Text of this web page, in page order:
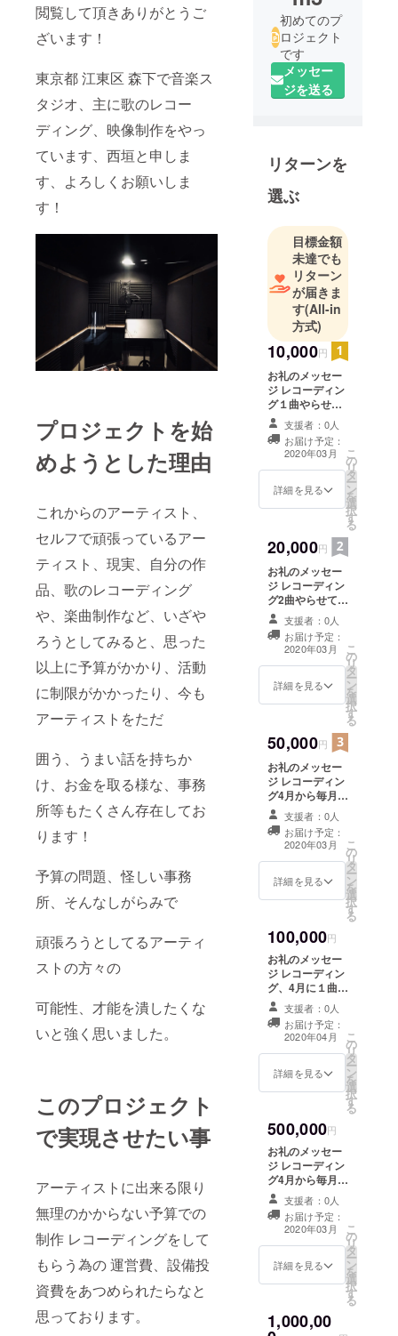
閲覧して頂きありがとうご
ざいます！
東京都 江東区 森下で音楽ス
タジオ、主に歌のレコー
ディング、映像制作をやっ
ています、西垣と申しま
す、よろしくお願いしま
す！
プロジェクトを始
めようとした理由
これからのアーティスト、
セルフで頑張っているアー
ティスト、現実、自分の作
品、歌のレコーディング
や、楽曲制作など、いざや
ろうとしてみると、思った
以上に予算がかかり、活動
に制限がかかったり、今も
アーティストをただ
囲う、うまい話を持ちか
け、お金を取る様な、事務
所等もたくさん存在してお
ります！
予算の問題、怪しい事務
所、そんなしがらみで
頑張ろうとしてるアーティ
ストの方々の
可能性、才能を潰したくな
いと強く思いました。
このプロジェクト
で実現させたい事
アーティストに出来る限り
無理のかからない予算での
制作 レコーディングをして
もらう為の 運営費、設備投
資費をあつめられたらなと
思っております。
初めてのプ
ロジェクト
です
メッセー
ジを送る
リターンを
選ぶ
目標金額
未達でも
リターン
が届きま
す(All-in
方式)
10,000円
お礼のメッセー
ジ レコーディン
グ１曲やらせて
いただきます！
友人、知人でも
大丈夫です！
支援者：0人
お届け予定：
2020年03月
詳細を見る
こ
の
リ
タ
ー
ン
を
選
択
す
る
20,000円
お礼のメッセー
ジ レコーディン
グ2曲やらせてい
ただきます！ 友
人、知人でも大
丈夫です！
支援者：0人
お届け予定：
2020年03月
詳細を見る
こ
の
リ
タ
ー
ン
を
選
択
す
る
50,000円
お礼のメッセー
ジ レコーディン
グ4月から毎月2
曲づつ計５曲や
らせていただき
ます！ 友人、知
人でも大丈夫で
す！
支援者：0人
お届け予定：
2020年03月
詳細を見る
こ
の
リ
タ
ー
ン
を
選
択
す
る
100,000円
お礼のメッセー
ジ レコーディン
グ、4月に１曲
5月に1曲 オリ
ジナル楽曲制作
計2曲やらせてい
ただきます！ 友
人、知人でも大
丈夫です！
支援者：0人
お届け予定：
2020年04月
詳細を見る
こ
の
リ
タ
ー
ン
を
選
択
す
る
500,000円
お礼のメッセー
ジ レコーディン
グ4月から毎月１
曲づつ撮影楽曲
制作計５曲やら
せていただきま
す！ 友人、知人
でも大丈夫で
す！
支援者：0人
お届け予定：
2020年03月
詳細を見る
こ
の
リ
タ
ー
ン
を
選
択
す
る
1,000,00